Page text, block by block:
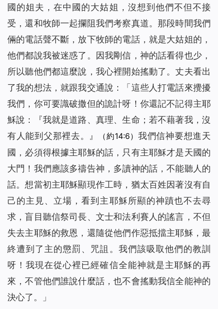
國的姐夫，在中國的大姑姐，沒想到他們不但不接
受，還和牧師一起攔阻我們考察真道。那段時間我們
倆的電話聲不斷，放下牧師的電話，就是大姑姐的，
他們都說我被迷惑了。因我剛信，神的話看得也少，
所以聽他們都這麼說，我心裡開始搖動了。丈夫看出
了我的想法，就跟我交通說：「這些人打電話來攪擾
我們，你可要識破撒但的詭計呀！你還記不記得主耶
穌說：『我就是道路、真理、生命；若不藉著我，沒
有人能到父那裡去。
』 （約14:6）我們信神要想進天
國，必須得根據主耶穌的話，只有主耶穌才是天國的
大門！我們應該多禱告神，多讀神的話，不能聽人的
話。想當初主耶穌顯現作工時，猶太百姓因著沒有自
己的主見、立場，看到主耶穌所顯的神蹟也不去尋
求，盲目聽信祭司長、文士和法利賽人的謠言，不但
失去主耶穌的救恩，還隨從他們作惡抵擋主耶穌，最
終遭到了主的懲罰、咒詛。我們該吸取他們的教訓
呀！我現在從心裡已經確信全能神就是主耶穌的再
來，不管他們誰說什麼話，也不會搖動我信全能神的
決心了。」